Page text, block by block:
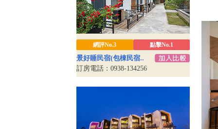
網評No.3 點擊No.1
景好睡民宿(包棟民宿..
訂房電話：0938-134256